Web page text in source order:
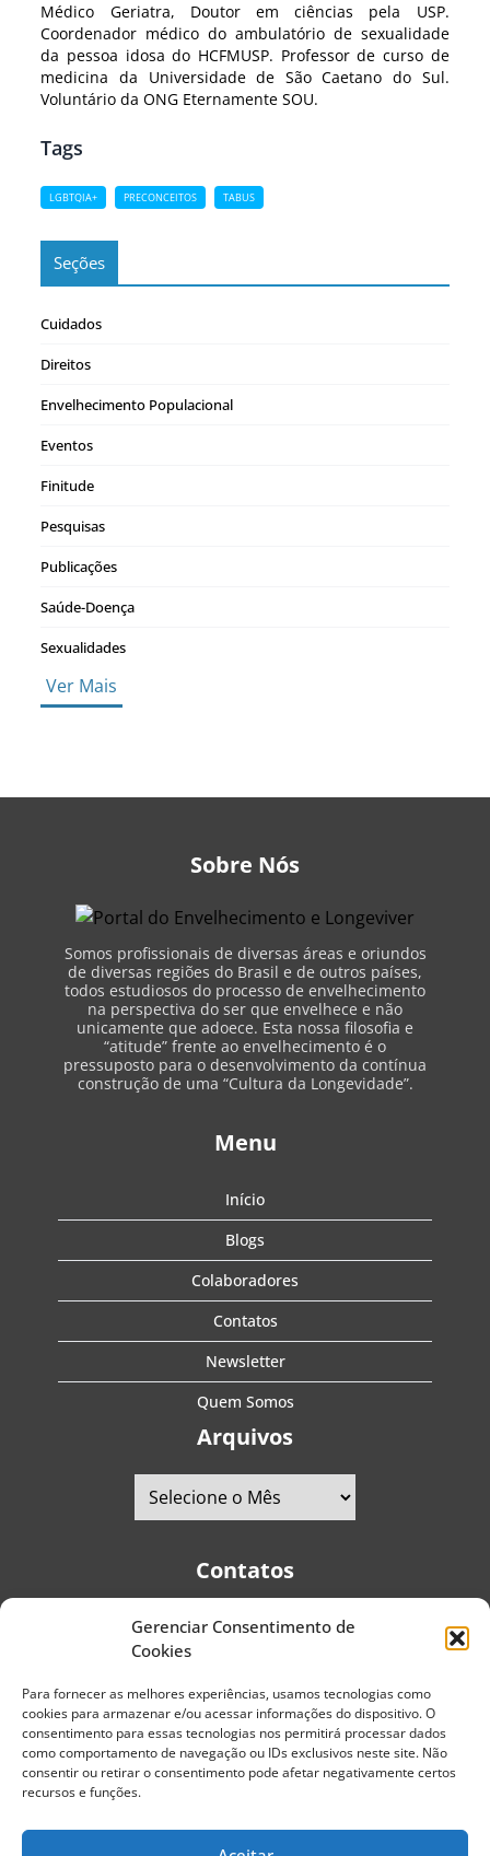
Gerenciar Consentimento de
Cookies
Para fornecer as melhores experiências, usamos tecnologias como
cookies para armazenar e/ou acessar informações do dispositivo. O
consentimento para essas tecnologias nos permitirá processar dados
como comportamento de navegação ou IDs exclusivos neste site. Não
consentir ou retirar o consentimento pode afetar negativamente certos
recursos e funções.
Médico Geriatra, Doutor em ciências pela USP.
Coordenador médico do ambulatório de sexualidade
da pessoa idosa do HCFMUSP. Professor de curso de
medicina da Universidade de São Caetano do Sul.
Voluntário da ONG Eternamente SOU.
Tags
LGBTQIA+ PRECONCEITOS TABUS
Seções
Cuidados
Direitos
Envelhecimento Populacional
Eventos
Finitude
Pesquisas
Publicações
Saúde-Doença
Sexualidades
Ver Mais
Sobre Nós
Somos profissionais de diversas áreas e oriundos
de diversas regiões do Brasil e de outros países,
todos estudiosos do processo de envelhecimento
na perspectiva do ser que envelhece e não
unicamente que adoece. Esta nossa filosofia e
“atitude” frente ao envelhecimento é o
pressuposto para o desenvolvimento da contínua
construção de uma “Cultura da Longevidade”.
Menu
Início
Blogs
Colaboradores
Contatos
Newsletter
Quem Somos
Arquivos
Contatos
Telefones:+55 (11) 2579-9697|+55 (11) 5587-4334
Guarani - CEP: 04310-060 - São Paulo | Brasil
E-mail:contato@portaldoenvelhecimento.com.br
Website:portaldoenvelhecimento.com.br